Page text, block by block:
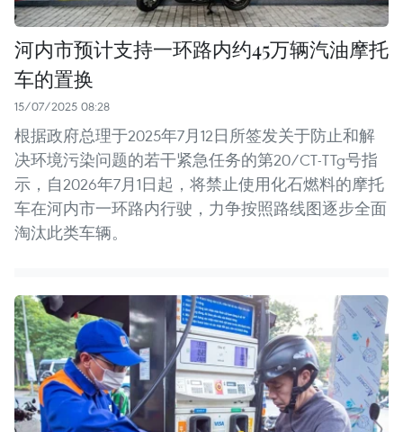
河内市预计支持一环路内约45万辆汽油摩托
车的置换
15/07/2025 08:28
根据政府总理于2025年7月12日所签发关于防止和解
决环境污染问题的若干紧急任务的第20/CT-TTg号指
示，自2026年7月1日起，将禁止使用化石燃料的摩托
车在河内市一环路内行驶，力争按照路线图逐步全面
淘汰此类车辆。